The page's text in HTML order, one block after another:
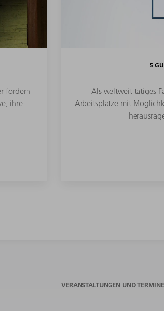
fördern
ihre
5
Als weltweit tätiges
Arbeitsplätze mit
VERANSTALTUNGEN UND TERMINE